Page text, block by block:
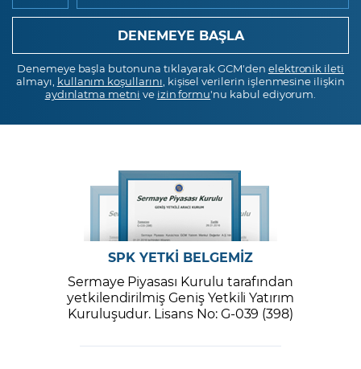
Denemeye başla butonuna tıklayarak GCM'den elektronik ileti
almayı, kullanım koşullarını , kişisel verilerin işlenmesine ilişkin
aydınlatma metni ve izin formu'nu kabul ediyorum.
SPK YETKİ BELGEMİZ
Sermaye Piyasası Kurulu tarafından
yetkilendirilmiş Geniş Yetkili Yatırım
Kuruluşudur. Lisans No: G-039 (398)